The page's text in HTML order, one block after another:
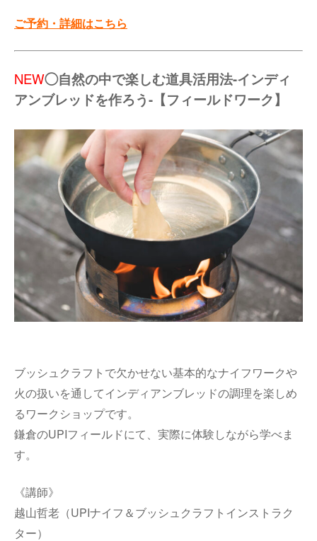
ご予約・詳細はこちら
NEW◯自然の中で楽しむ道具活用法-インディ
アンブレッドを作ろう-【フィールドワーク】
ブッシュクラフトで欠かせない基本的なナイフワークや
火の扱いを通してインディアンブレッドの調理を楽しめ
るワークショップです。
鎌倉のUPIフィールドにて、実際に体験しながら学べま
す。
《講師》
越山哲老（UPIナイフ＆ブッシュクラフトインストラク
ター）